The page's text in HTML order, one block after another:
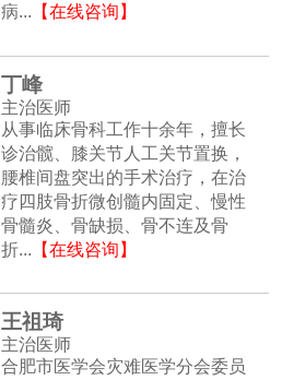
病... 【在线咨询】
丁峰
主治医师
从事临床骨科工作十余年，擅长
诊治髋、膝关节人工关节置换，
腰椎间盘突出的手术治疗，在治
疗四肢骨折微创髓内固定、慢性
骨髓炎、骨缺损、骨不连及骨
折... 【在线咨询】
王祖琦
主治医师
合肥市医学会灾难医学分会委员